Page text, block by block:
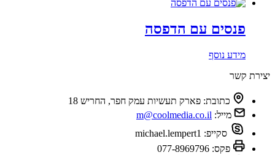
פנסים עם הדפסה
מידע נוסף
יצירת קשר
כתובת: פארק תעשיות עמק חפר, החריש 18
מייל: m@coolmedia.co.il
סקייפ: michael.lempert1
פקס: 077-8969796